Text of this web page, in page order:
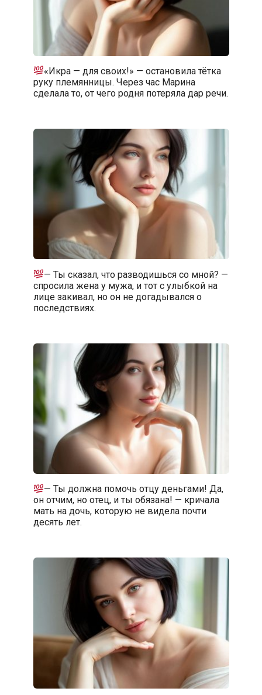
«Икра — для своих!» — остановила тётка
руку племянницы. Через час Марина
сделала то, от чего родня потеряла дар речи.
— Ты сказал, что разводишься со мной? —
спросила жена у мужа, и тот с улыбкой на
лице закивал, но он не догадывался о
последствиях.
— Ты должна помочь отцу деньгами! Да,
он отчим, но отец, и ты обязана! — кричала
мать на дочь, которую не видела почти
десять лет.